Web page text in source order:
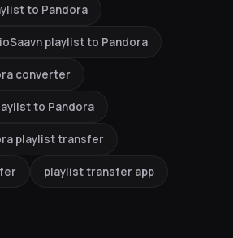
to Pandora
playlist to Pandora
converter
to Pandora
playlist transfer
playlist transfer app